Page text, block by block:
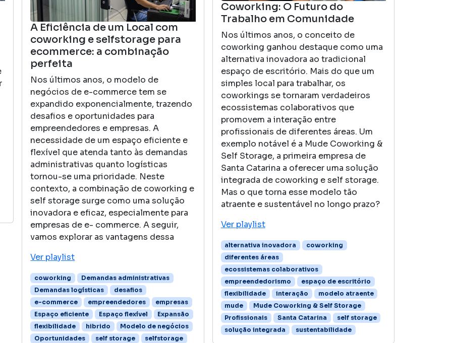
A Eficiência de um Local com
coworking e selfstorage para
ecommerce: a combinação
perfeita
Nos últimos anos, o modelo de
negócios de e-commerce tem se
expandido exponencialmente, trazendo
desafios e oportunidades para
empreendedores e empresas. A
necessidade de um espaço eficiente e
flexível que atenda tanto às demandas
administrativas quanto logísticas
tornou-se uma prioridade. Neste
contexto, a combinação de coworking e
self storage surge como uma solução
inovadora e eficaz, especialmente para
empresas de e- commerce. A seguir,
vamos explorar as vantagens dessa
Ver playlist
coworking
Demandas administrativas
Demandas logísticas
desafios
e-commerce
empreendedores
empresas
Espaço eficiente
Espaço flexível
Expansão
flexibilidade
hibrido
Modelo de negócios
Oportunidades
self storage selfstorage
Coworking: O Futuro do
Trabalho em Comunidade
Nos últimos anos, o conceito de
coworking ganhou destaque como uma
alternativa inovadora ao tradicional
espaço de escritório. Mais do que um
simples local para trabalhar, os
coworkings se tornaram verdadeiros
ecossistemas colaborativos que
promovem a interação entre
profissionais de diferentes áreas. Um
exemplo notável é a Mude Coworking &
Self Storage, a primeira empresa de
Santa Catarina a oferecer uma solução
integrada de coworking e self storage.
Mas o que torna esse modelo tão
atraente e sustentável no longo prazo?
Ver playlist
alternativa inovadora
coworking
diferentes áreas
ecossistemas colaborativos
empreendedorismo
espaço de escritório
flexibilidade
interação
modelo atraente
mude
Mude Coworking & Self Storage
Profissionais
Santa Catarina
self storage
solução integrada
sustentabilidade